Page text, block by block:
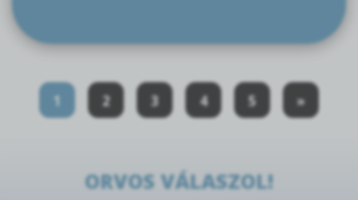
1 2 3 4 5 »
ORVOS VÁLASZOL!